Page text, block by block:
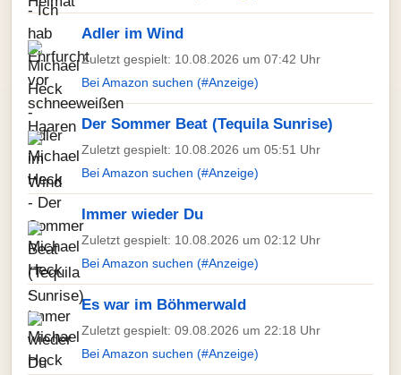
Adler im Wind
Zuletzt gespielt: 10.08.2026 um 07:42 Uhr
Bei Amazon suchen (#Anzeige)
Der Sommer Beat (Tequila Sunrise)
Zuletzt gespielt: 10.08.2026 um 05:51 Uhr
Bei Amazon suchen (#Anzeige)
Immer wieder Du
Zuletzt gespielt: 10.08.2026 um 02:12 Uhr
Bei Amazon suchen (#Anzeige)
Es war im Böhmerwald
Zuletzt gespielt: 09.08.2026 um 22:18 Uhr
Bei Amazon suchen (#Anzeige)